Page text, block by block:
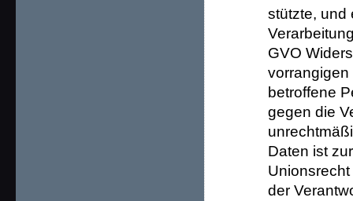
stützte, und
GVO
vorrangigen
betroffene
gegen die
Daten ist
der